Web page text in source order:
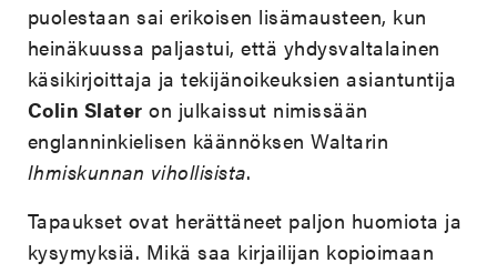
puolestaan sai erikoisen lisämausteen, kun
heinäkuussa paljastui, että yhdysvaltalainen
käsikirjoittaja ja tekijänoikeuksien asiantuntija
Colin Slater on julkaissut nimissään
englanninkielisen käännöksen Waltarin
Ihmiskunnan vihollisista.
Tapaukset ovat herättäneet paljon huomiota ja
kysymyksiä. Mikä saa kirjailijan kopioimaan